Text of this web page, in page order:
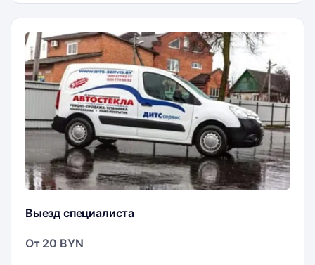
Выезд специалиста
От 20 BYN